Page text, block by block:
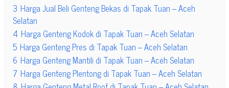
3 Harga Jual Beli Genteng Bekas di Tapak Tuan – Aceh
Selatan
4 Harga Genteng Kodok di Tapak Tuan – Aceh Selatan
5 Harga Genteng Pres di Tapak Tuan – Aceh Selatan
6 Harga Genteng Mantili di Tapak Tuan – Aceh Selatan
7 Harga Genteng Plentong di Tapak Tuan – Aceh Selatan